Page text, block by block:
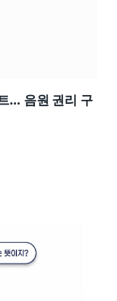
… 음원 권리 구